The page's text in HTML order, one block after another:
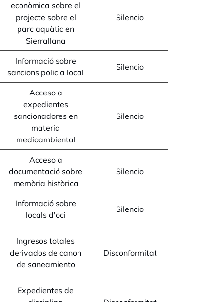
econòmica sobre el
projecte sobre el
parc aquàtic en
Sierrallana
Silencio
Informació sobre
sancions policia local
Silencio
Acceso a
expedientes
sancionadores en
materia
medioambiental
Silencio
Acceso a
documentació sobre
memòria històrica
Silencio
Informació sobre
locals d'oci
Silencio
Ingresos totales
derivados de canon
de saneamiento
Disconformitat
Expedientes de